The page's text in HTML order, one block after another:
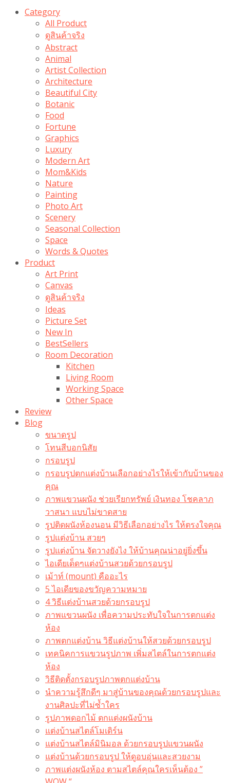
Category
All Product
ดูสินค้าจริง
Abstract
Animal
Artist Collection
Architecture
Beautiful City
Botanic
Food
Fortune
Graphics
Luxury
Modern Art
Mom&Kids
Nature
Painting
Photo Art
Scenery
Seasonal Collection
Space
Words & Quotes
Product
Art Print
Canvas
ดูสินค้าจริง
Ideas
Picture Set
New In
BestSellers
Room Decoration
Kitchen
Living Room
Working Space
Other Space
Review
Blog
ขนาดรูป
โทนสีบอกนิสัย
กรอบรูป
กรอบรูปตกแต่งบ้านเลือกอย่างไรให้เข้ากับบ้านของ
คุณ
ภาพแขวนผนัง ช่วยเรียกทรัพย์ เงินทอง โชคลาภ
วาสนา แบบไม่ขาดสาย
รูปติดผนังห้องนอน มีวิธีเลือกอย่างไร ให้ตรงใจคุณ
รูปแต่งบ้าน สวยๆ
รูปแต่งบ้าน จัดวางยังไง ให้บ้านคุณน่าอยู่ยิ่งขึ้น
ไอเดียเด็ดๆแต่งบ้านสวยด้วยกรอบรูป
เม้าท์ (mount) คืออะไร​
5 ไอเดียของขวัญความหมาย
4 วิธีแต่งบ้านสวยด้วยกรอบรูป
ภาพแขวนผนัง เพื่อความประทับใจในการตกแต่ง
ห้อง
ภาพตกแต่งบ้าน วิธีแต่งบ้านให้สวยด้วยกรอบรูป
เทคนิคการแขวนรูปภาพ เพิ่มสไตล์ในการตกแต่ง
ห้อง
วิธีติดตั้งกรอบรูปภาพตกแต่งบ้าน
นำความรู้สึกดีๆ มาสู่บ้านของคุณด้วยกรอบรูปและ
งานศิลปะที่ไม่ซ้ำใคร
รูปภาพดอกไม้ ตกแต่งผนังบ้าน
แต่งบ้านสไตล์โมเดิร์น
แต่งบ้านสไตล์มินิมอล ด้วยกรอบรูปแขวนผนัง
แต่งบ้านด้วยกรอบรูป ให้ดูอบอุ่นและสวยงาม
ภาพแต่งผนังห้อง ตามสไตล์คุณใครเห็นต้อง ”